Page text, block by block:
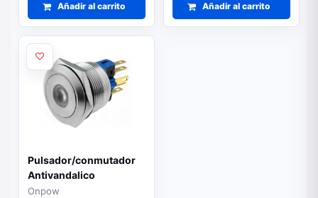
Añadir al carrito Añadir al carrito
Pulsador/conmutador
Antivandalico
Luminosidad Azul
Onpow